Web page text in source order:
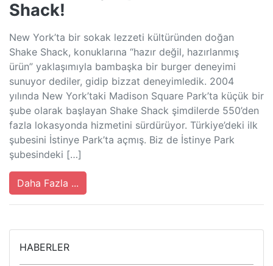
Shack!
New York’ta bir sokak lezzeti kültüründen doğan
Shake Shack, konuklarına “hazır değil, hazırlanmış
ürün” yaklaşımıyla bambaşka bir burger deneyimi
sunuyor dediler, gidip bizzat deneyimledik. 2004
yılında New York’taki Madison Square Park’ta küçük bir
şube olarak başlayan Shake Shack şimdilerde 550’den
fazla lokasyonda hizmetini sürdürüyor. Türkiye’deki ilk
şubesini İstinye Park’ta açmış. Biz de İstinye Park
şubesindeki […]
Daha Fazla ...
HABERLER